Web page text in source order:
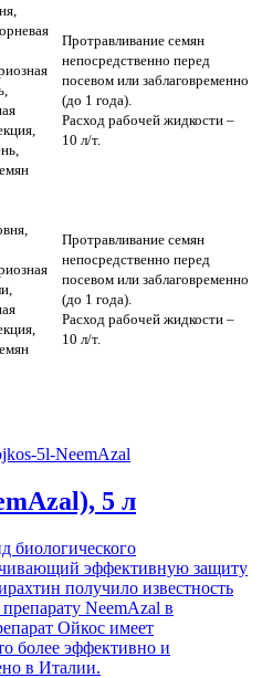
Протравливание семян
непосредственно перед
посевом или заблаговременно
(до 1 года).
Расход рабочей жидкости –
10 л/т.
Протравливание семян
непосредственно перед
посевом или заблаговременно
(до 1 года).
Расход рабочей жидкости –
10 л/т.
5 л
биологического
эффективную защиту
получило известность
NeemAzal в
Ойкос имеет
более эффективно и
в Италии.